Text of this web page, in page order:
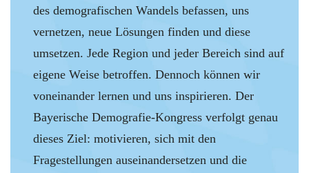
des demografischen Wandels befassen, uns
vernetzen, neue Lösungen finden und diese
umsetzen. Jede Region und jeder Bereich sind auf
eigene Weise betroffen. Dennoch können wir
voneinander lernen und uns inspirieren. Der
Bayerische Demografie-Kongress verfolgt genau
dieses Ziel: motivieren, sich mit den
Fragestellungen auseinandersetzen und die